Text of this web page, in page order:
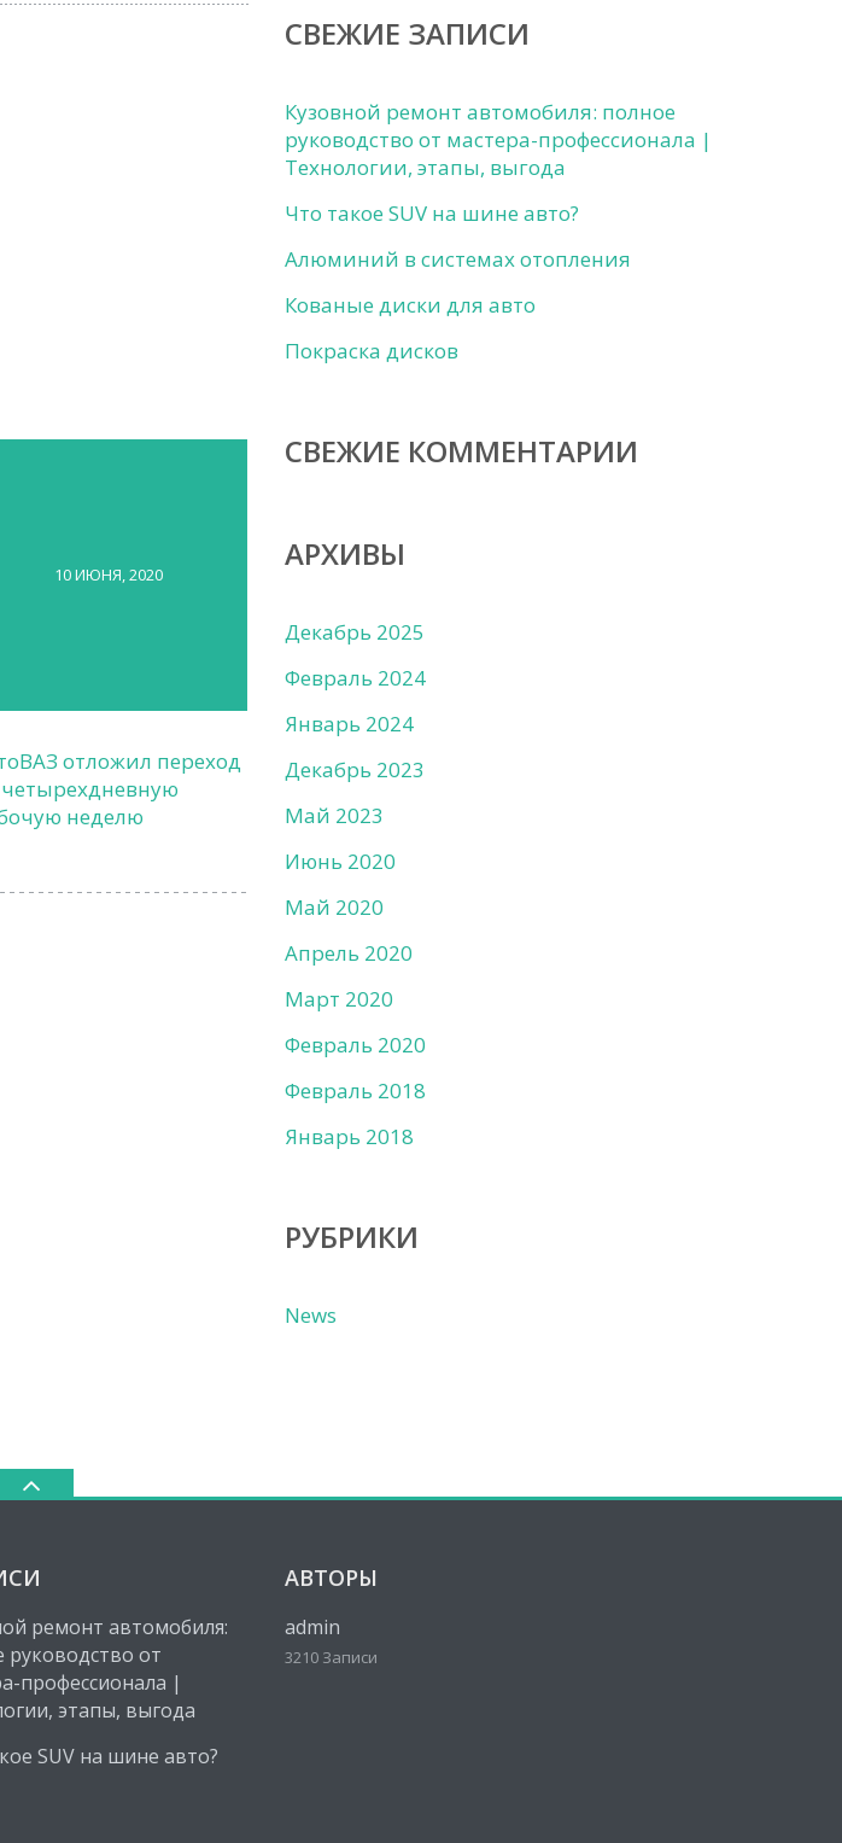
10 ИЮНЯ, 2020
отложил переход
неделю
СВЕЖИЕ ЗАПИСИ
Кузовной ремонт автомобиля: полное
руководство от мастера-профессионала |
Технологии, этапы, выгода
Что такое SUV на шине авто?
Алюминий в системах отопления
Кованые диски для авто
Покраска дисков
СВЕЖИЕ КОММЕНТАРИИ
АРХИВЫ
Декабрь 2025
Февраль 2024
Январь 2024
Декабрь 2023
Май 2023
Июнь 2020
Май 2020
Апрель 2020
Март 2020
Февраль 2020
Февраль 2018
Январь 2018
РУБРИКИ
News
ремонт автомобиля:
руководство от
профессионала |
этапы, выгода
SUV на шине авто?
АВТОРЫ
admin
3210 Записи